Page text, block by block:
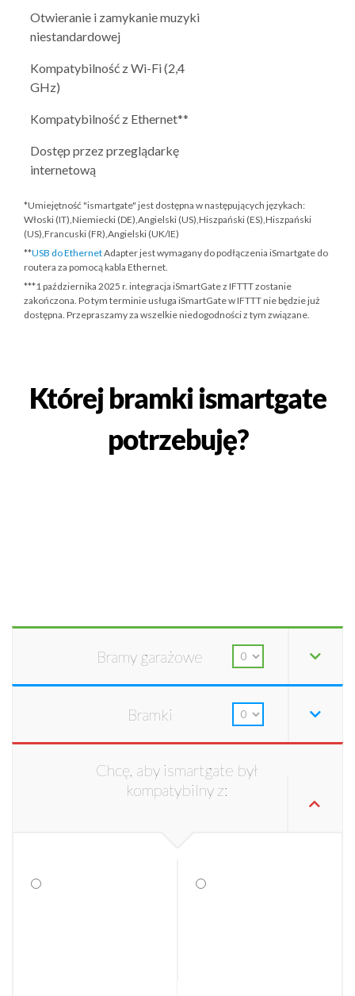
Otwieranie i zamykanie muzyki
niestandardowej
Kompatybilność z Wi-Fi (2,4
GHz)
Kompatybilność z Ethernet**
Dostęp przez przeglądarkę
internetową
*Umiejętność "ismartgate" jest dostępna w następujących językach:
Włoski (IT),Niemiecki (DE),Angielski (US),Hiszpański (ES),Hiszpański
(US),Francuski (FR),Angielski (UK/IE)
**USB do EthernetAdapter jest wymagany do podłączenia iSmartgate do
routera za pomocą kabla Ethernet.
***1 października 2025 r. integracja iSmartGate z IFTTT zostanie
zakończona. Po tym terminie usługa iSmartGate w IFTTT nie będzie już
dostępna. Przepraszamy za wszelkie niedogodności z tym związane.
Której bramki ismartgate
potrzebuję?
Bramy garażowe
Bramki
Chcę, aby ismartgate był
kompatybilny z: